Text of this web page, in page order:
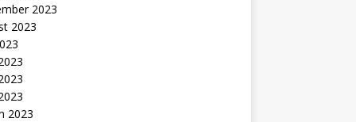
2023
2023
2023